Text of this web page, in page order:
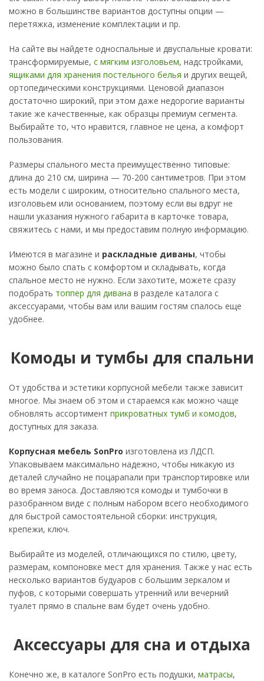
можно в большинстве вариантов доступны опции —
перетяжка, изменение комплектации и пр.
На сайте вы найдете односпальные и двуспальные кровати:
трансформируемые, с мягким изголовьем, надстройками,
ящиками для хранения постельного белья и других вещей,
ортопедическими конструкциями. Ценовой диапазон
достаточно широкий, при этом даже недорогие варианты
такие же качественные, как образцы премиум сегмента.
Выбирайте то, что нравится, главное не цена, а комфорт
пользования.
Размеры спального места преимущественно типовые:
длина до 210 см, ширина — 70-200 сантиметров. При этом
есть модели с широким, относительно спального места,
изголовьем или основанием, поэтому если вы вдруг не
нашли указания нужного габарита в карточке товара,
свяжитесь с нами, и мы предоставим полную информацию.
Имеются в магазине и раскладные диваны, чтобы
можно было спать с комфортом и складывать, когда
спальное место не нужно. Если захотите, можете сразу
подобрать топпер для дивана в разделе каталога с
аксессуарами, чтобы вам или вашим гостям спалось еще
удобнее.
Комоды и тумбы для спальни
От удобства и эстетики корпусной мебели также зависит
многое. Мы знаем об этом и стараемся как можно чаще
обновлять ассортимент прикроватных тумб и комодов,
доступных для заказа.
Корпусная мебель SonPro изготовлена из ЛДСП.
Упаковываем максимально надежно, чтобы никакую из
деталей случайно не поцарапали при транспортировке или
во время заноса. Доставляются комоды и тумбочки в
разобранном виде с полным набором всего необходимого
для быстрой самостоятельной сборки: инструкция,
крепежи, ключ.
Выбирайте из моделей, отличающихся по стилю, цвету,
размерам, компоновке мест для хранения. Также у нас есть
несколько вариантов будуаров с большим зеркалом и
пуфов, с которыми совершать утренний или вечерний
туалет прямо в спальне вам будет очень удобно.
Аксессуары для сна и отдыха
Конечно же, в каталоге SonPro есть подушки, матрасы,